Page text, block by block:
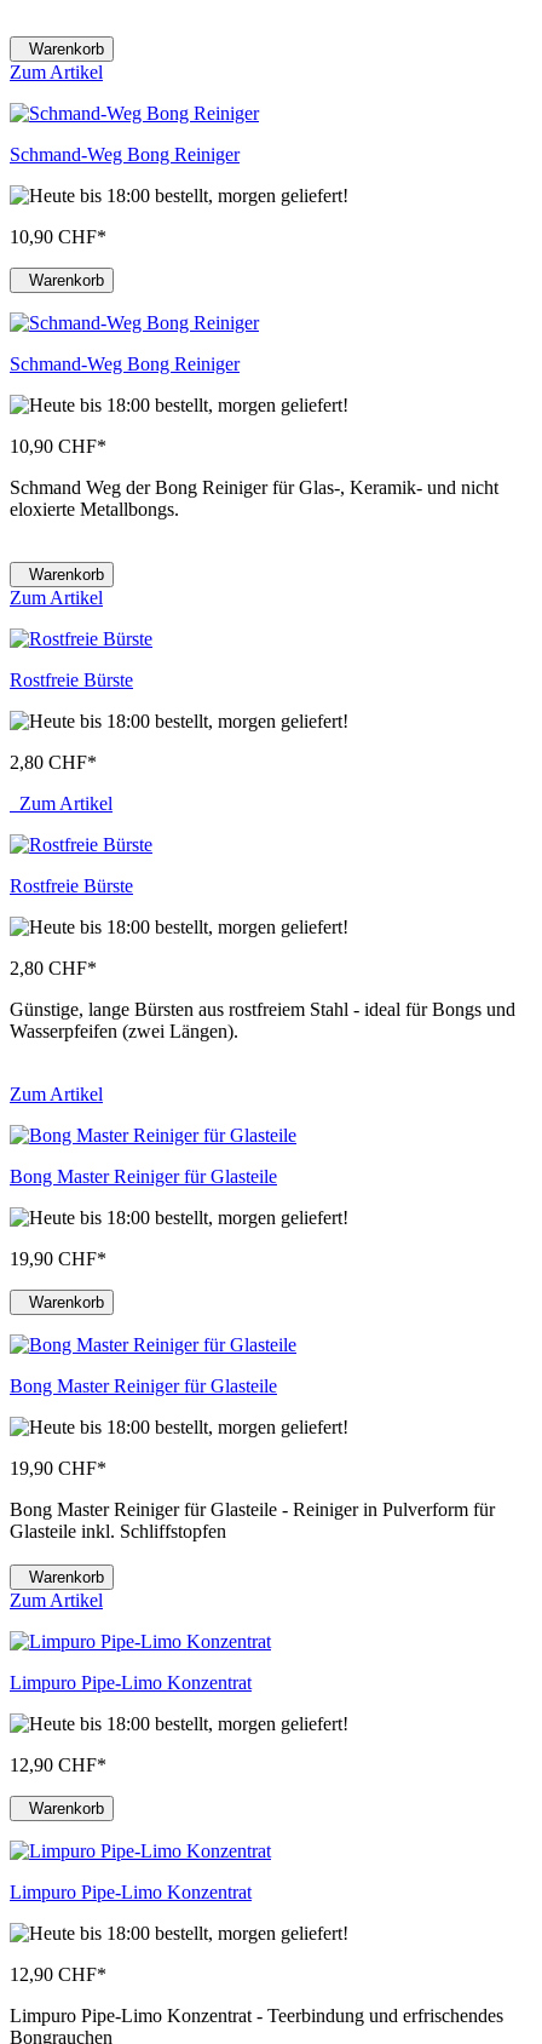
Warenkorb
Zum Artikel
Schmand-Weg Bong Reiniger
10,90 CHF*
Warenkorb
Schmand-Weg Bong Reiniger
10,90 CHF*
Schmand Weg der Bong Reiniger für Glas-, Keramik- und nicht
eloxierte Metallbongs.
Warenkorb
Zum Artikel
Rostfreie Bürste
2,80 CHF*
Zum Artikel
Rostfreie Bürste
2,80 CHF*
Günstige, lange Bürsten aus rostfreiem Stahl - ideal für Bongs und
Wasserpfeifen (zwei Längen).
Zum Artikel
Bong Master Reiniger für Glasteile
19,90 CHF*
Warenkorb
Bong Master Reiniger für Glasteile
19,90 CHF*
Bong Master Reiniger für Glasteile - Reiniger in Pulverform für
Glasteile inkl. Schliffstopfen
Warenkorb
Zum Artikel
Limpuro Pipe-Limo Konzentrat
12,90 CHF*
Warenkorb
Limpuro Pipe-Limo Konzentrat
12,90 CHF*
Limpuro Pipe-Limo Konzentrat - Teerbindung und erfrischendes
Bongrauchen